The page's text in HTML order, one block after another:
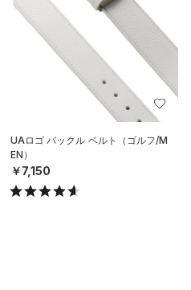
UAロゴ バックル ベルト（ゴルフ/M
EN）
￥7,150